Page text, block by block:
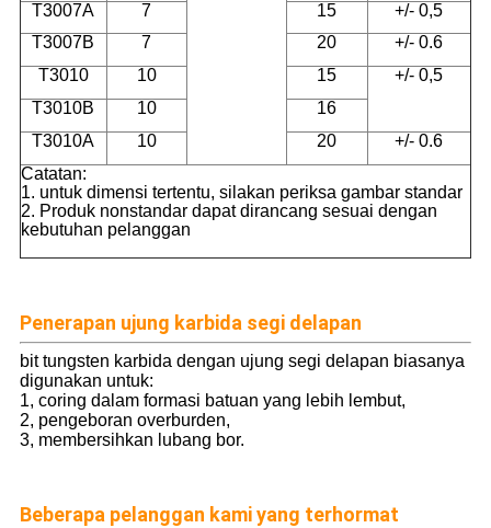
T3007A
7 15
+/- 0,5
T3007B
7 20
+/- 0.6
T3010
10 15
+/- 0,5
T3010B
10
16
T3010A
10 20
+/- 0.6
Catatan:
1. untuk dimensi tertentu, silakan periksa gambar standar
2. Produk nonstandar dapat dirancang sesuai dengan
kebutuhan pelanggan
Penerapan ujung karbida segi delapan
bit tungsten karbida dengan ujung segi delapan biasanya
digunakan untuk:
1, coring dalam formasi batuan yang lebih lembut,
2, pengeboran overburden,
3, membersihkan lubang bor.
Beberapa pelanggan kami yang terhormat